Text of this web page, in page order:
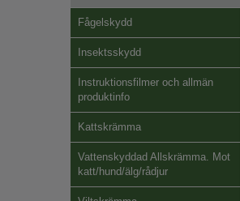
Fågelskydd
Insektsskydd
Instruktionsfilmer och allmän
produktinfo
Kattskrämma
Vattenskyddad Allskrämma. Mot
katt/hund/älg/rådjur